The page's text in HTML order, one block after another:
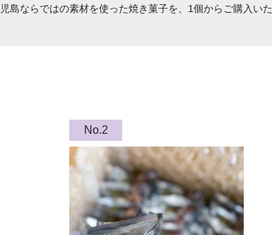
島ならではの素材を使った焼き菓子を、1個からご購入いた